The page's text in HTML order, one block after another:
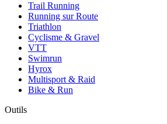
Trail Running
Running sur Route
Triathlon
Cyclisme & Gravel
VTT
Swimrun
Hyrox
Multisport & Raid
Bike & Run
Outils